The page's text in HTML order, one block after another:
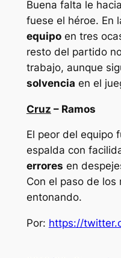
Buena falta le
fuese el héroe. En
equipoen tres
resto del partido
trabajo, aunque
solvencia en el
Cruz – Ramos
El peor del equipo
espalda con
errores en
Con el paso de los
entonando.
Por: https://